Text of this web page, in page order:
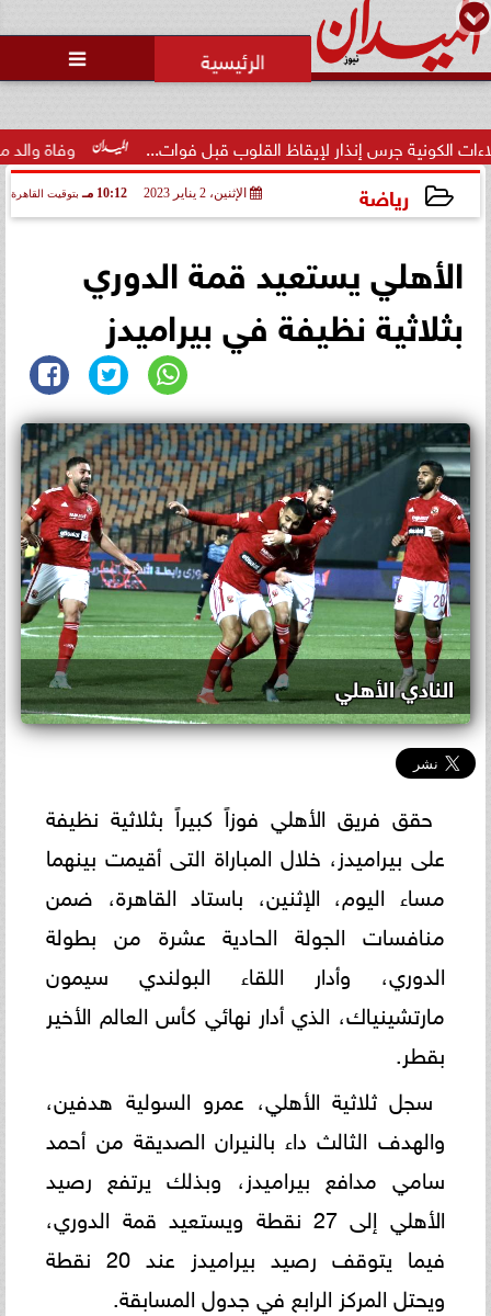

وفاة والد ميسي بعد إنذار لإيقاظ القلوب قبل فوات...
رياضة الإثنين، 2 يناير 2023 10:12 مـ بتوقيت القاهرة
الأهلي يستعيد قمة الدوري
بثلاثية نظيفة في بيراميدز
النادي الأهلي
حقق فريق الأهلي فوزاً كبيراً بثلاثية نظيفة
على بيراميدز، خلال المباراة التى أقيمت بينهما
مساء اليوم، الإثنين، باستاد القاهرة، ضمن
منافسات الجولة الحادية عشرة من بطولة
الدوري، وأدار اللقاء البولندي سيمون
مارتشينياك، الذي أدار نهائي كأس العالم الأخير
بقطر.
سجل ثلاثية الأهلي، عمرو السولية هدفين،
والهدف الثالث داء بالنيران الصديقة من أحمد
سامي مدافع بيراميدز، وبذلك يرتفع رصيد
الأهلي إلى 27 نقطة ويستعيد قمة الدوري،
فيما يتوقف رصيد بيراميدز عند 20 نقطة
ويحتل المركز الرابع في جدول المسابقة.